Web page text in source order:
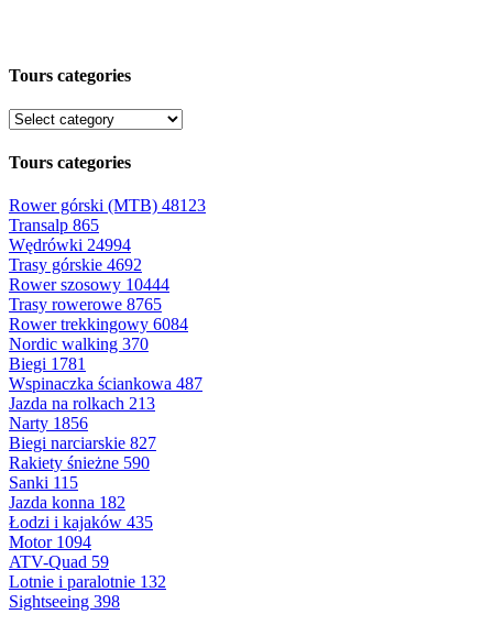
Tours categories
Tours categories
Rower górski (MTB) 48123
Transalp 865
Wędrówki 24994
Trasy górskie 4692
Rower szosowy 10444
Trasy rowerowe 8765
Rower trekkingowy 6084
Nordic walking 370
Biegi 1781
Wspinaczka ściankowa 487
Jazda na rolkach 213
Narty 1856
Biegi narciarskie 827
Rakiety śnieżne 590
Sanki 115
Jazda konna 182
Łodzi i kajaków 435
Motor 1094
ATV-Quad 59
Lotnie i paralotnie 132
Sightseeing 398